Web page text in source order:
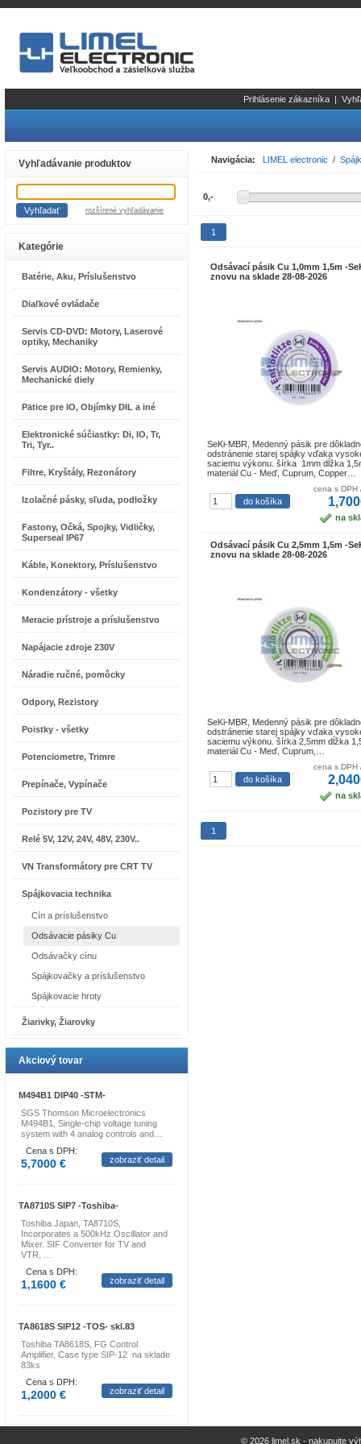
Prihlásenie zákazníka |
Vyhľadávanie produktov
rozšírené vyhľadávanie
Kategórie
Batérie, Aku, Príslušenstvo
Diaľkové ovládače
Servis CD-DVD: Motory, Laserové
optiky, Mechaniky
Servis AUDIO: Motory, Remienky,
Mechanické diely
Pätice pre IO, Objímky DIL a iné
Elektronické súčiastky: Di, IO, Tr,
Tri, Tyr..
Filtre, Kryštály, Rezonátory
Izolačné pásky, sľuda, podložky
Fastony, Očká, Spojky, Vidličky,
Superseal IP67
Káble, Konektory, Príslušenstvo
Kondenzátory - všetky
Meracie prístroje a príslušenstvo
Napájacie zdroje 230V
Náradie ručné, pomôcky
Odpory, Rezistory
Poistky - všetky
Potenciometre, Trimre
Prepínače, Vypínače
Pozistory pre TV
Relé 5V, 12V, 24V, 48V, 230V..
VN Transformátory pre CRT TV
Spájkovacia technika
Cín a príslušenstvo
Odsávacie pásiky Cu
Odsávačky cínu
Spájkovačky a príslušenstvo
Spájkovacie hroty
Žiarivky, Žiarovky
Akciový tovar
M494B1 DIP40 -STM-
SGS Thomson Microelectronics
M494B1, Single-chip voltage tuning
system with 4 analog controls and…
Cena s DPH:
5,7000 € zobraziť detail
TA8710S SIP7 -Toshiba-
Toshiba Japan, TA8710S,
Incorporates a 500kHz Oscillator and
Mixer. SIF Converter for TV and
VTR, …
Cena s DPH:
1,1600 € zobraziť detail
TA8618S SIP12 -TOS- skl.83
Toshiba TA8618S, FG Control
Amplifier, Case type SIP-12 na sklade
83ks
Cena s DPH:
1,2000 € zobraziť detail
Navigácia: LIMEL electronic /
1
Odsávací pásik Cu 1,0mm 1,5m -
znovu na sklade 28-08-2026
SeKi-MBR, Medenný pásik pre
odstránenie starej spájky vďaka
saciemu výkonu. šírka 1mm dĺžka
materiál Cu - Meď, Cuprum, Copper…
cena s DPH
na
Odsávací pásik Cu 2,5mm 1,5m -
znovu na sklade 28-08-2026
SeKi-MBR, Medenný pásik pre
odstránenie starej spájky vďaka
saciemu výkonu. šírka 2,5mm dĺžka
materiál Cu - Meď, Cuprum,…
cena s DPH
na
1
© 2026 limel.sk - nakupujte